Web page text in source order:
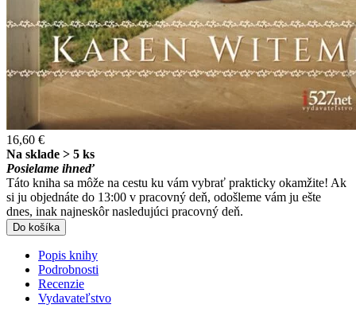
16,60 €
Na sklade > 5 ks
Posielame ihneď
Táto kniha sa môže na cestu ku vám vybrať prakticky okamžite! Ak
si ju objednáte do 13:00 v pracovný deň, odošleme vám ju ešte
dnes, inak najneskôr nasledujúci pracovný deň.
Do košíka
Popis knihy
Podrobnosti
Recenzie
Vydavateľstvo